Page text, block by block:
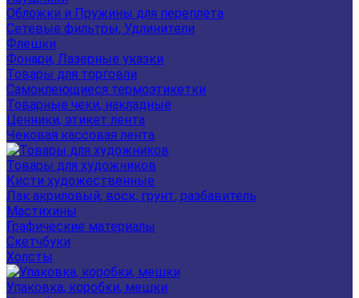
Обложки и Пружины для переплета
Сетевые фильтры, Удлинители
Флешки
Фонари, Лазерные указки
Товары для торговли
Самоклеющиеся термоэтикетки
Товарные чеки, накладные
Ценники, этикет лента
Чековая кассовая лента
Товары для художников
Кисти художественные
Лак акриловый, воск, грунт, разбавитель
Мастихины
Графические материалы
Скетчбуки
Холсты
Упаковка, коробки, мешки